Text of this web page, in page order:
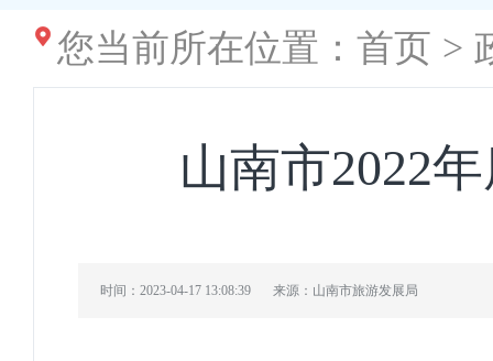
您当前所在位置： 首页 >
山南市2022
时间：2023-04-17 13:08:39 来源：山南市旅游发展局